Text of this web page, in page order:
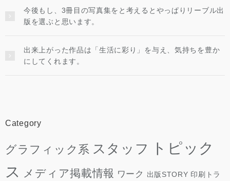
今後もし、3冊目の写真集をと考えるとやっぱりリーブル出
版を選ぶと思います。
出来上がった作品は「生活に彩り」を与え、気持ちを豊か
にしてくれます。
Category
グラフィック系 スタッフ
トピック
ス メディア掲載情報 ワーク 出版STORY 印刷トラ